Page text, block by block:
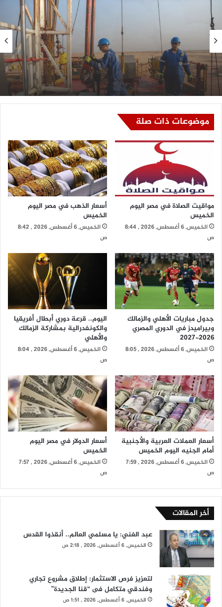
الخميس, 6 أغسطس, 2026 , 10:41 ص
وزير البترول يتفقد استئناف أعمال الحفر بحقل
البركة في أسوان بعد توقف منذ عام 2022
موضوعات ذات صلة
مواقيت الصلاة في مصر اليوم
الخميس
الخميس, 6 أغسطس, 2026 , 8:44
ص
أسعار الذهب في مصر اليوم
الخميس
الخميس, 6 أغسطس, 2026 , 8:42
ص
جدول مباريات الأهلي والزمالك
وبيراميدز في الدوري المصري
2026-2027
الخميس, 6 أغسطس, 2026 , 8:05
ص
اليوم.. قرعة دوري أبطال أفريقيا
والكونفدرالية بمشاركة الزمالك
والأهلي
الخميس, 6 أغسطس, 2026 , 8:04
ص
أسعار العملات العربية والأجنبية
أمام الجنيه اليوم الخميس
الخميس, 6 أغسطس, 2026 , 7:59
ص
أسعار الدولار في مصر اليوم
الخميس
الخميس, 6 أغسطس, 2026 , 7:57
ص
أخر المقالات
عبد الغني: يا مسلمي العالم.. أنقذوا القدس
الخميس, 6 أغسطس, 2026 , 2:18 ص
لتعزيز فرص الاستثمار: إطلاق مشروع تجاري
وفندقي متكامل فى “قنا الجديدة”
الخميس, 6 أغسطس, 2026 , 1:51 ص